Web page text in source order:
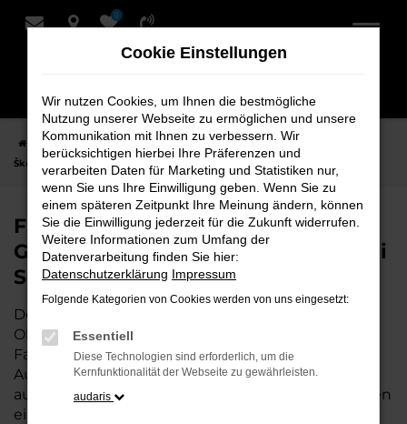
Zum
0
Startseite Oldenburg Škoda Škoda Karoq
Finden Sie Ihren
Škoda Karoq Gebrauchtwagen für Oldenburg bei Schmidt + Koch
Finden Sie Ihren Škoda Karoq
Gebrauchtwagen für Oldenburg bei
Schmidt + Koch
Der Škoda Karoq ist die perfekte Wahl für alle in
Oldenburg, die ein zuverlässiges und modernes
Fahrzeug suchen.Mit seiner erstklassigen
Ausstattung, der niedrigen Laufleistung und der
ausgezeichneten Pflege ist dieser Gebrauchtwagen
eine kostengünstige Alternative zum Neuwagen,
Cookie Einstellungen
Wir nutzen Cookies, um Ihnen die bestmögliche
Nutzung unserer Webseite zu ermöglichen und unsere
Kommunikation mit Ihnen zu verbessern. Wir
berücksichtigen hierbei Ihre Präferenzen und
verarbeiten Daten für Marketing und Statistiken nur,
wenn Sie uns Ihre Einwilligung geben. Wenn Sie zu
einem späteren Zeitpunkt Ihre Meinung ändern, können
Sie die Einwilligung jederzeit für die Zukunft widerrufen.
Weitere Informationen zum Umfang der
Datenverarbeitung finden Sie hier:
Datenschutzerklärung Impressum
Folgende Kategorien von Cookies werden von uns eingesetzt:
Essentiell
Diese Technologien sind erforderlich, um die
Kernfunktionalität der Webseite zu gewährleisten.
audaris